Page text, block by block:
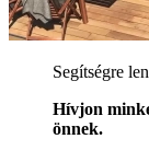
Segítségre
Hívjon
önnek.